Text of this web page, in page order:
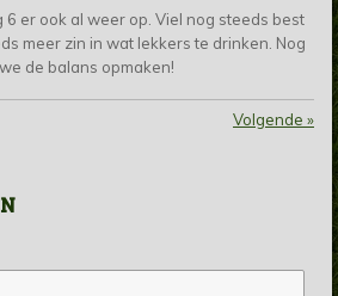
6 er ook al weer op. Viel nog steeds best
meer zin in wat lekkers te drinken. Nog
de balans opmaken!
Volgende »